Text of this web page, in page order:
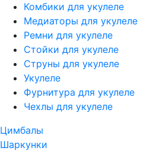
Комбики для укулеле
Медиаторы для укулеле
Ремни для укулеле
Стойки для укулеле
Струны для укулеле
Укулеле
Фурнитура для укулеле
Чехлы для укулеле
Цимбалы
Шаркунки